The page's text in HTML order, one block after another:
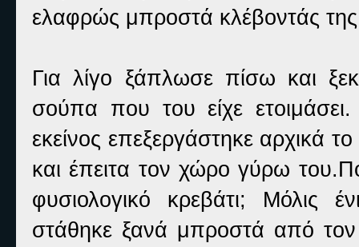
ελαφρώς μπροστά κλέβοντάς
Για λίγο ξάπλωσε πίσω και
σούπα που του είχε
εκείνος επεξεργάστηκε αρχικά
και έπειτα τον χώρο γύρω
φυσιολογικό κρεβάτι; Μόλις
στάθηκε ξανά μπροστά από